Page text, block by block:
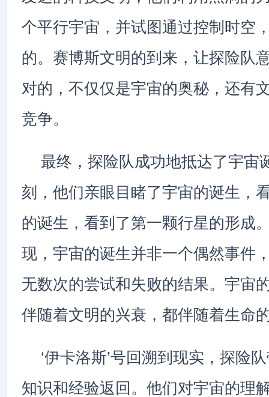
个平行宇宙，并试图通过控制时空
的。赛博斯文明的到来，让探险队
对的，不仅仅是宇宙的奥秘，还有
竞争。
最终，探险队成功地抵达了宇宙
刻，他们亲眼目睹了宇宙的诞生，
的诞生，看到了第一颗行星的形成
现，宇宙的诞生并非一个偶然事件
无数次的尝试和失败的结果。宇宙
伴随着文明的兴衰，都伴随着生命
‘伊卡洛斯’号回溯到现实，探险
知识和经验返回。他们对宇宙的理